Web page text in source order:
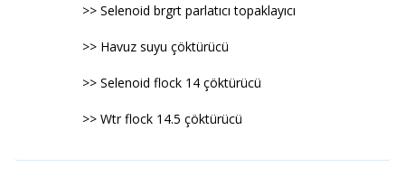
>> Selenoid brgrt parlatıcı topaklayıcı
>> Havuz suyu çöktürücü
>> Selenoid flock 14 çöktürücü
>> Wtr flock 14.5 çöktürücü